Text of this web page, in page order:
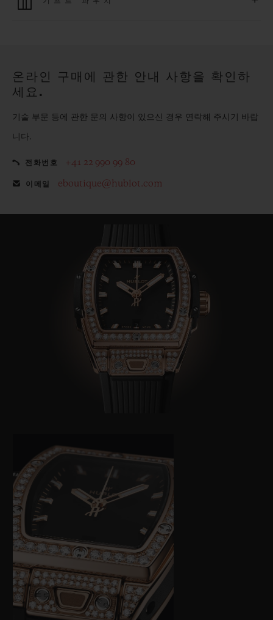
모든 제품은 빠르고 안전하게 결제가 가능하며, 개인정보를 안
온라인 구매에 관한 안내 사항을 확인하
세요.
기술 부문 등에 관한 문의 사항이 있으신 경우 연락해 주시기 바랍
니다.
전화번호 +41 22 990 99 80
이메일 eboutique@hublot.com